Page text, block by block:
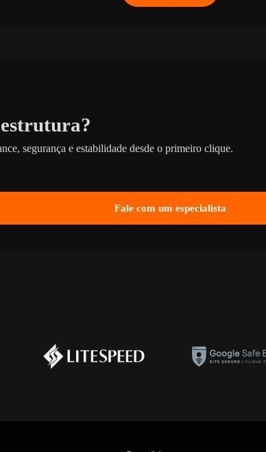
segurança e estabilidade desde o primeiro clique.
Fale com um especialista